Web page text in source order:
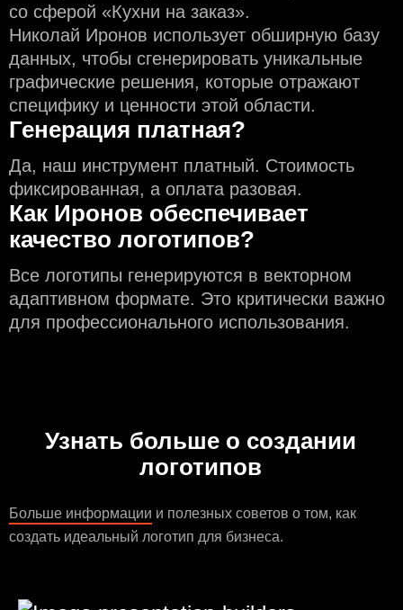
со сферой «Кухни на заказ».
Николай Иронов использует обширную базу
данных, чтобы сгенерировать уникальные
графические решения, которые отражают
специфику и ценности этой области.
Генерация платная?
Да, наш инструмент платный. Стоимость
фиксированная, а оплата разовая.
Как Иронов обеспечивает
качество логотипов?
Все логотипы генерируются в векторном
адаптивном формате. Это критически важно
для профессионального использования.
Узнать больше о создании
логотипов
Больше информации и полезных советов о том, как
создать идеальный логотип для бизнеса.